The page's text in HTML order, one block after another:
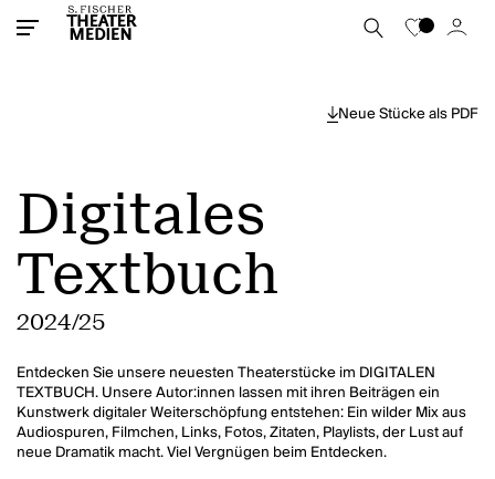
Digitales
Textbuch
2024/25
Entdecken Sie unsere neuesten Theaterstücke im DIGITALEN
TEXTBUCH. Unsere Autor:innen lassen mit ihren Beiträgen ein
Kunstwerk digitaler Weiterschöpfung entstehen: Ein wilder Mix aus
Audiospuren, Filmchen, Links, Fotos, Zitaten, Playlists, der Lust auf
neue Dramatik macht. Viel Vergnügen beim Entdecken.
Neue Stücke als PDF